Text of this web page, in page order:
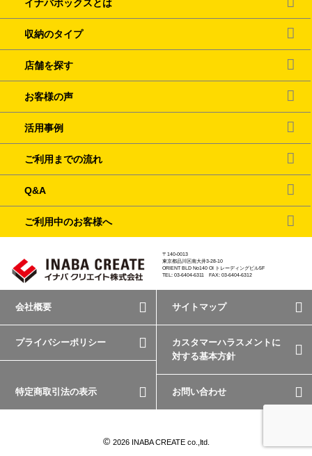
イナバボックスとは
収納のタイプ
店舗を探す
お客様の声
活用事例
ご利用までの流れ
Q&A
ご利用中のお客様へ
〒140-0013
東京都品川区南大井3-28-10
ORIENT BLD No140 OI トレーディングビル5F
TEL: 03-6404-6311 FAX: 03-6404-6312
会社概要 サイトマップ
プライバシーポリシー
カスタマーハラスメントに
対する基本方針
特定商取引法の表示 お問い合わせ
© 2026 INABA CREATE co.,ltd.